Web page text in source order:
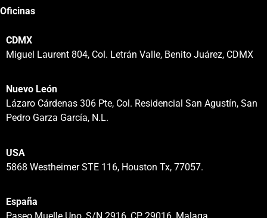
Oficinas
CDMX
Miguel Laurent 804, Col. Letrán Valle, Benito Juárez, CDMX
Nuevo León
Lázaro Cárdenas 306 Pte, Col. Residencial San Agustín, San
Pedro Garza García, N.L.
USA
5868 Westheimer STE 116, Houston Tx, 77057.
España